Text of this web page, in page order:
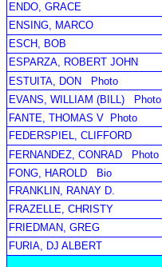
ENDO, GRACE
ENSING, MARCO
ESCH, BOB
ESPARZA, ROBERT JOHN
ESTUITA, DON
Photo
EVANS, WILLIAM (BILL)
Photo
FANTE, THOMAS V
Photo
FEDERSPIEL, CLIFFORD
FERNANDEZ, CONRAD
Photo
FONG, HAROLD
Bio
FRANKLIN, RANAY D.
FRAZELLE, CHRISTY
FRIEDMAN, GREG
FURIA, DJ ALBERT